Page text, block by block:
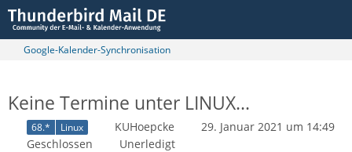
Google-Kalender-Synchronisation
Keine Termine unter LINUX...
68.* Linux KUHoepcke
29. Januar 2021 um 14:49
Geschlossen
Unerledigt